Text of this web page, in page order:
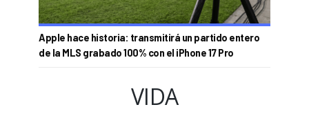
Apple hace historia: transmitirá un partido entero
de la MLS grabado 100% con el iPhone 17 Pro
VIDA